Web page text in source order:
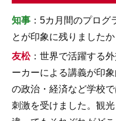
知事 ：5カ月間のプログ
とが印象に残りましたか
友松：世界で活躍する
ーカーによる講義が印
の政治・経済など学校
刺激を受けました。観